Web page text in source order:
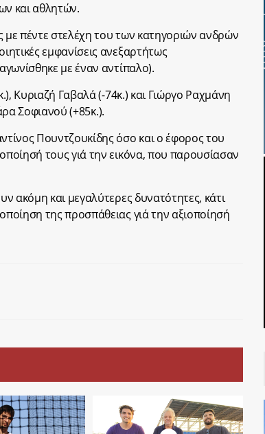
και αθλητών.
με πέντε στελέχη του των κατηγοριών ανδρών
εμφανίσεις ανεξαρτήτως
με έναν αντίπαλο).
Κυριαζή Γαβαλά (-74κ.) και Γιώργο Ραχμάνη
Σοφιανού (+85κ.).
Πουντζουκίδης όσο και ο έφορος του
τους γιά την εικόνα, που παρουσίασαν
ακόμη και μεγαλύτερες δυνατότητες, κάτι
της προσπάθειας γιά την αξιοποίησή